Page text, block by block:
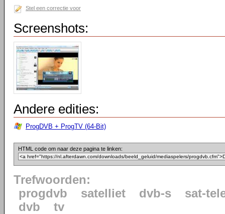
Stel een correctie voor
Screenshots:
Andere edities:
ProgDVB + ProgTV (64-Bit)
HTML code om naar deze pagina te linken:
Trefwoorden:
progdvb
satelliet dvb-s
sat-
dvb
tv